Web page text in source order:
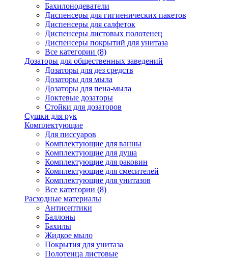
Бахилонодеватели
Диспенсеры для гигиенических пакетов
Диспенсеры для салфеток
Диспенсеры листовых полотенец
Диспенсеры покрытий для унитаза
Все категории (8)
Дозаторы для общественных заведений
Дозаторы для дез средств
Дозаторы для мыла
Дозаторы для пена-мыла
Локтевые дозаторы
Стойки для дозаторов
Сушки для рук
Комплектующие
Для писсуаров
Комплектующие для ванны
Комплектующие для душа
Комплектующие для раковин
Комплектующие для смесителей
Комплектующие для унитазов
Все категории (8)
Расходные материалы
Антисептики
Баллоны
Бахилы
Жидкое мыло
Покрытия для унитаза
Полотенца листовые